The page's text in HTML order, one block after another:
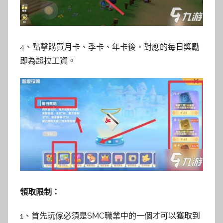
4、點擊購買月卡、季卡、年卡後，對應的每日獎勵
即為超拉工資。
領取限制：
1、首先玩傢必須是SMC職業中的一個才可以獲取到